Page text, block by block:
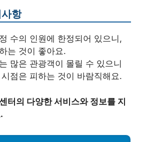
항
수의 인원에 한정되어 있으니,
는 것이 좋아요.
많은 관광객이 몰릴 수 있으니
점은 피하는 것이 바람직해요.
터의 다양한 서비스와 정보를 지